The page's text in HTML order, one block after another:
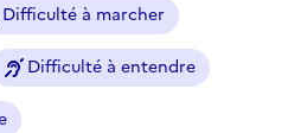
Difficulté à marcher
Difficulté à entendre